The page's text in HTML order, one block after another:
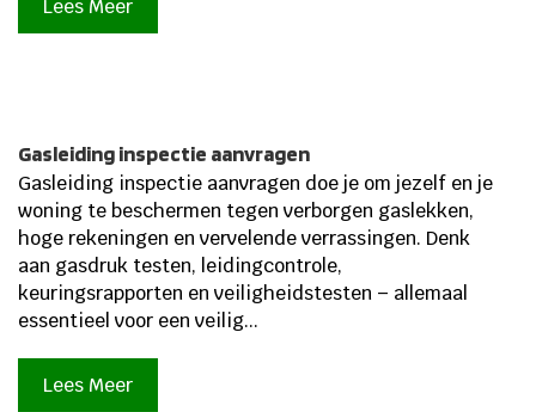
Lees Meer
Gasleiding inspectie aanvragen
Gasleiding inspectie aanvragen doe je om jezelf en je
woning te beschermen tegen verborgen gaslekken,
hoge rekeningen en vervelende verrassingen. Denk
aan gasdruk testen, leidingcontrole,
keuringsrapporten en veiligheidstesten – allemaal
essentieel voor een veilig...
Lees Meer